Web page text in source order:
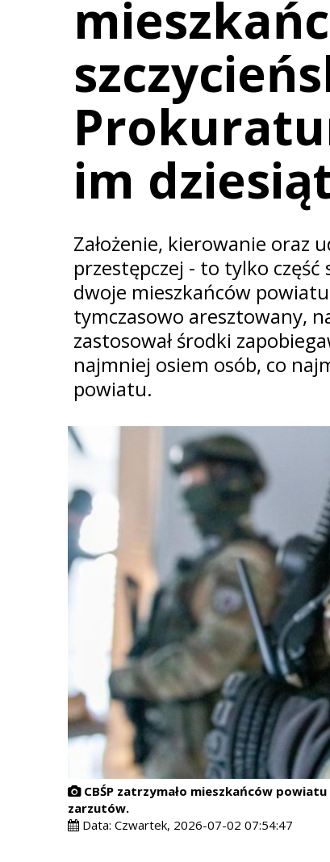
im
Założenie, kierowanie oraz
przestępczej - to tylko część
dwoje mieszkańców
tymczasowo aresztowany,
zastosował środki
najmniej osiem osób, co
powiatu.
CBŚP zatrzymało mieszkańców
zarzutów.
Data:Czwartek, 2026-07-02 07:54:47